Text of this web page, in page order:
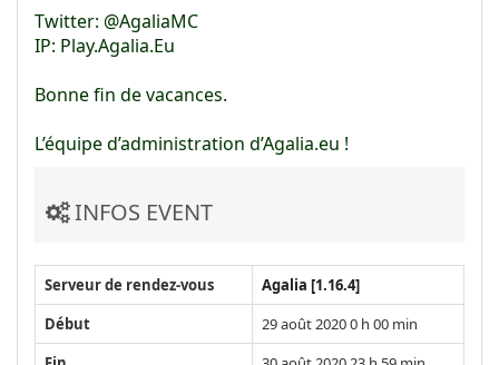
Twitter: @AgaliaMC
IP: Play.Agalia.Eu
Bonne fin de vacances.
L’équipe d’administration d’Agalia.eu !
INFOS EVENT
Serveur de rendez-vous
Agalia [1.16.4]
Début
29 août 2020 0 h 00 min